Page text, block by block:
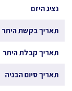
נציג היזם
תאריך בקשת היתר
תאריך קבלת היתר
תאריך סיום הבניה